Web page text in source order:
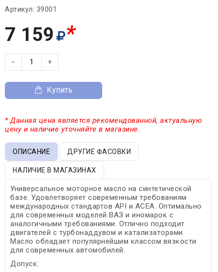
Артикул: 39001
7 159 *
− +
Купить
* Данная цена является рекомендованной, актуальную
цену и наличие уточняйте в магазине.
ОПИСАНИЕ ДРУГИЕ ФАСОВКИ
НАЛИЧИЕ В МАГАЗИНАХ
Универсальное моторное масло на синтетической
базе. Удовлетворяет современным требованиям
международных стандартов API и ACEA. Оптимально
для современных моделей ВАЗ и иномарок с
аналогичными требованиями. Отлично подходит
двигателей с турбонаддувом и катализаторами.
Масло обладает популярнейшим классом вязкости
для современных автомобилей.
Допуск: